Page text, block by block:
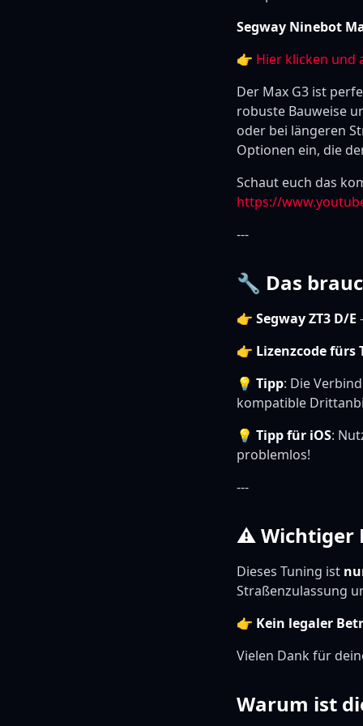
Segway Ninebot
👉 Hier klicken und
Der Max G3 ist
robuste Bauweise
oder bei längeren
Optionen ein, die
Schaut euch das
https://
---
🔧 Das
👉 Segway ZT3 D/E
👉 Lizenzcode fürs
💡 Tipp: Die
kompatible
💡 Tipp für iOS:
problemlos!
---
⚠ Wichtiger
Dieses Tuning ist
Straßenzulassung
👉 Kein legaler
Vielen Dank für
Warum ist